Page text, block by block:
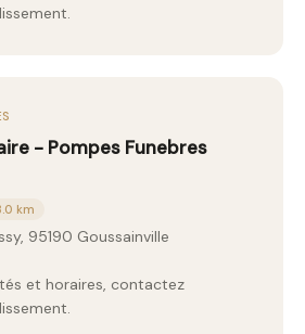
- Pompes Funebres
km
95190 Goussainville
et horaires, contactez